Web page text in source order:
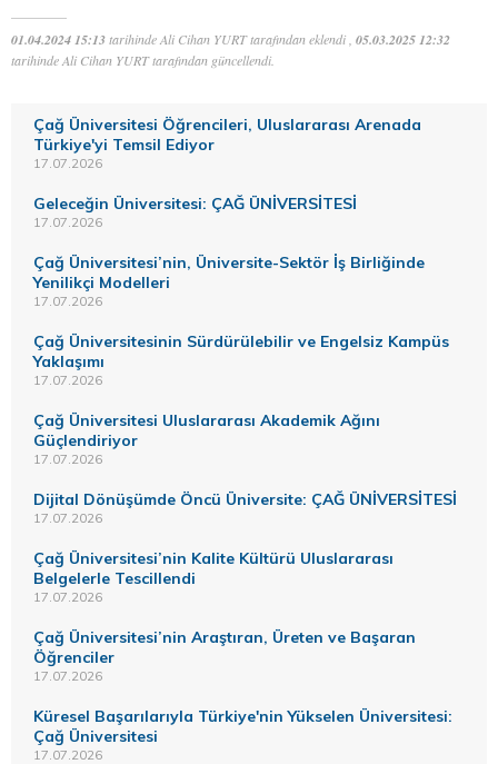
01.04.2024 15:13tarihinde Ali Cihan YURT tarafından eklendi , 05.03.2025 12:32
tarihinde Ali Cihan YURT tarafından güncellendi.
Çağ Üniversitesi Öğrencileri, Uluslararası Arenada
Türkiye'yi Temsil Ediyor
17.07.2026
Geleceğin Üniversitesi: ÇAĞ ÜNİVERSİTESİ
17.07.2026
Çağ Üniversitesi’nin, Üniversite-Sektör İş Birliğinde
Yenilikçi Modelleri
17.07.2026
Çağ Üniversitesinin Sürdürülebilir ve Engelsiz Kampüs
Yaklaşımı
17.07.2026
Çağ Üniversitesi Uluslararası Akademik Ağını
Güçlendiriyor
17.07.2026
Dijital Dönüşümde Öncü Üniversite: ÇAĞ ÜNİVERSİTESİ
17.07.2026
Çağ Üniversitesi’nin Kalite Kültürü Uluslararası
Belgelerle Tescillendi
17.07.2026
Çağ Üniversitesi’nin Araştıran, Üreten ve Başaran
Öğrenciler
17.07.2026
Küresel Başarılarıyla Türkiye'nin Yükselen Üniversitesi:
Çağ Üniversitesi
17.07.2026